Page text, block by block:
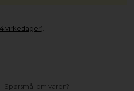
Spørsmål om varen?
4 virkedager).